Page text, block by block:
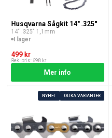
Husqvarna Sågkit 14" .325"
14″ .325″ 1,1mm
I lager
499 kr
Rek. pris: 698 kr
Mer info
NYHET OLIKA VARIANTER